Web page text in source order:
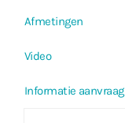
Afmetingen
Video
Informatie aanvraag